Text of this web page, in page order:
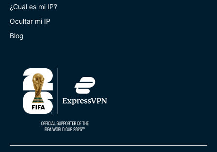
¿Cuál es mi IP?
Ocultar mi IP
Blog